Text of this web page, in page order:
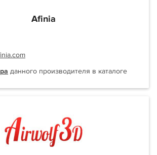
Afinia
данного производителя в каталоге